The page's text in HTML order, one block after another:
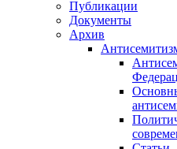
Публикации
Документы
Архив